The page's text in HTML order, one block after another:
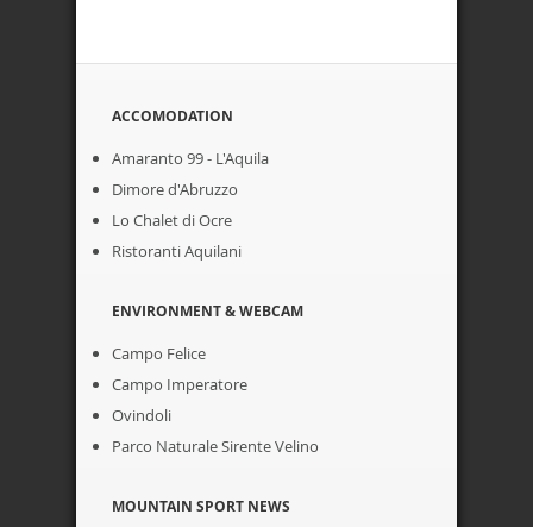
ACCOMODATION
Amaranto 99 - L'Aquila
Dimore d'Abruzzo
Lo Chalet di Ocre
Ristoranti Aquilani
ENVIRONMENT & WEBCAM
Campo Felice
Campo Imperatore
Ovindoli
Parco Naturale Sirente Velino
MOUNTAIN SPORT NEWS